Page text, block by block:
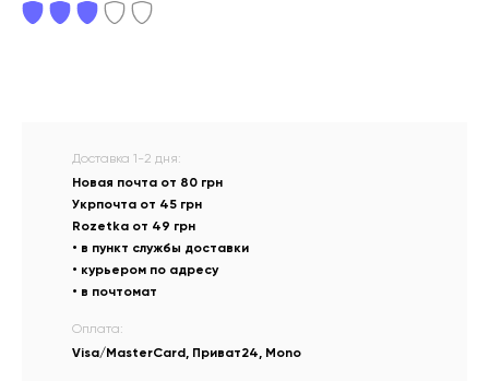
Доставка 1-2 дня:
Новая почта от 80 грн
Укрпочта от 45 грн
Rozetka от 49 грн
• в пункт службы доставки
• курьером по адресу
• в почтомат
Оплата:
Visa/MasterCard, Приват24, Mono